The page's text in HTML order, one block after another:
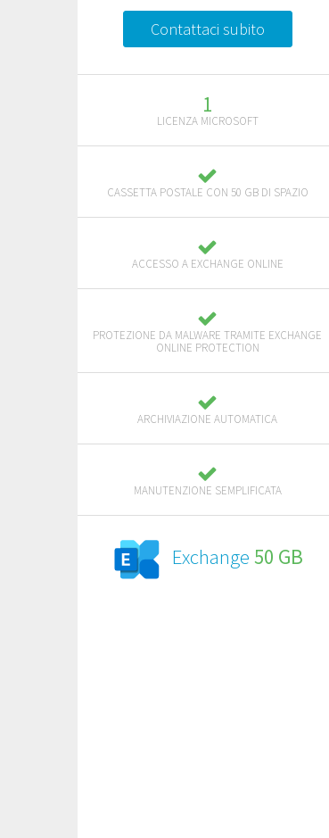
Contattaci subito
1
LICENZA MICROSOFT
CASSETTA POSTALE CON 50 GB DI SPAZIO
ACCESSO A EXCHANGE ONLINE
PROTEZIONE DA MALWARE TRAMITE EXCHANGE
ONLINE PROTECTION
ARCHIVIAZIONE AUTOMATICA
MANUTENZIONE SEMPLIFICATA
Exchange50 GB